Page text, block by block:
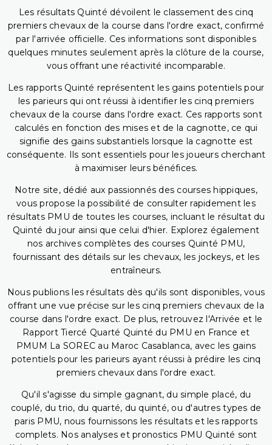
Les résultats Quinté dévoilent le classement des cinq
premiers chevaux de la course dans l'ordre exact, confirmé
par l'arrivée officielle. Ces informations sont disponibles
quelques minutes seulement après la clôture de la course,
vous offrant une réactivité incomparable.
Les rapports Quinté représentent les gains potentiels pour
les parieurs qui ont réussi à identifier les cinq premiers
chevaux de la course dans l'ordre exact. Ces rapports sont
calculés en fonction des mises et de la cagnotte, ce qui
signifie des gains substantiels lorsque la cagnotte est
conséquente. Ils sont essentiels pour les joueurs cherchant
à maximiser leurs bénéfices.
Notre site, dédié aux passionnés des courses hippiques,
vous propose la possibilité de consulter rapidement les
résultats PMU de toutes les courses, incluant le résultat du
Quinté du jour ainsi que celui d'hier. Explorez également
nos archives complètes des courses Quinté PMU,
fournissant des détails sur les chevaux, les jockeys, et les
entraîneurs.
Nous publions les résultats dès qu'ils sont disponibles, vous
offrant une vue précise sur les cinq premiers chevaux de la
course dans l'ordre exact. De plus, retrouvez l'Arrivée et le
Rapport Tiercé Quarté Quinté du PMU en France et
PMUM La SOREC au Maroc Casablanca, avec les gains
potentiels pour les parieurs ayant réussi à prédire les cinq
premiers chevaux dans l'ordre exact.
Qu'il s'agisse du simple gagnant, du simple placé, du
couplé, du trio, du quarté, du quinté, ou d'autres types de
paris PMU, nous fournissons les résultats et les rapports
complets. Nos analyses et pronostics PMU Quinté sont